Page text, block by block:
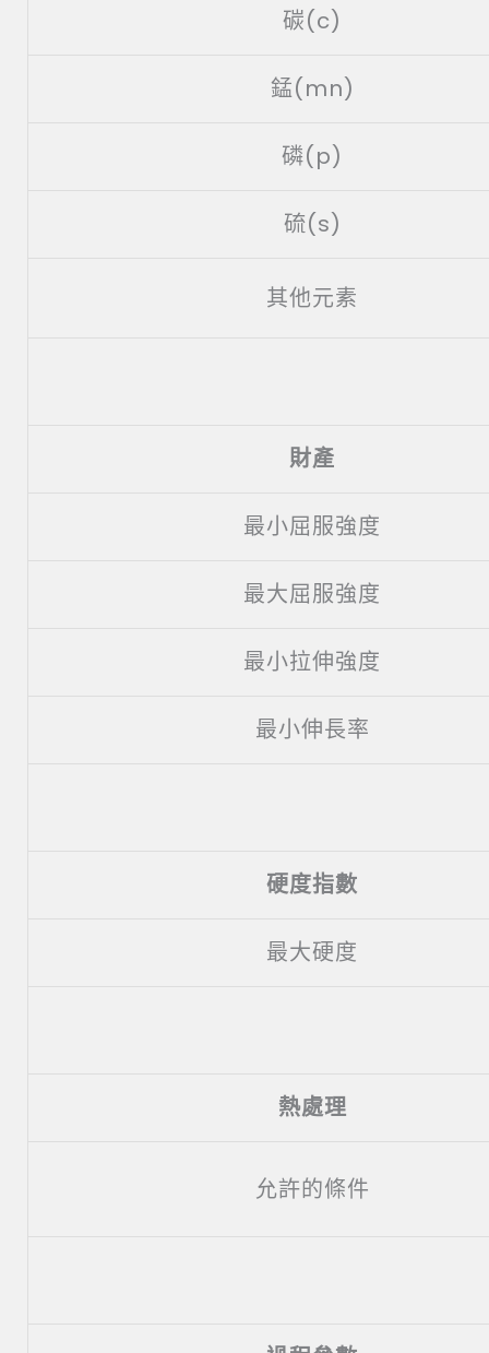
碳(c)
錳(mn)
磷(p)
硫(s)
其他元素
財產
最小屈服強度
最大屈服強度
最小拉伸強度
最小伸長率
硬度指數
最大硬度
熱處理
允許的條件